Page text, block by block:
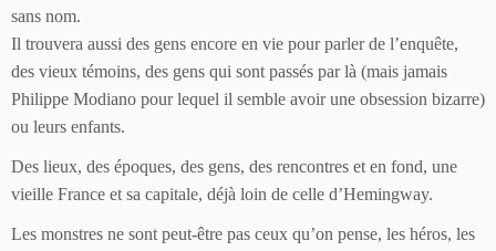
sans nom.
Il trouvera aussi des gens encore en vie pour parler de l’enquête,
des vieux témoins, des gens qui sont passés par là (mais jamais
Philippe Modiano pour lequel il semble avoir une obsession bizarre)
ou leurs enfants.
Des lieux, des époques, des gens, des rencontres et en fond, une
vieille France et sa capitale, déjà loin de celle d’Hemingway.
Les monstres ne sont peut-être pas ceux qu’on pense, les héros, les